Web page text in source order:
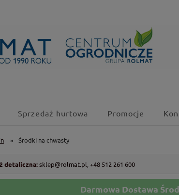
Sprzedaż hurtowa Promocje
» Środki na chwasty
detaliczna: sklep@rolmat.pl, +48 512 261 600
Darmowa Dostawa